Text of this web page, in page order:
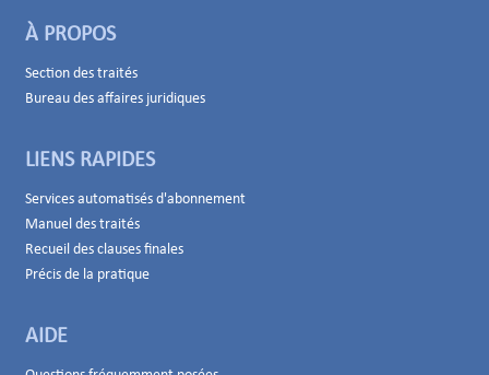
À PROPOS
Section des traités
Bureau des affaires juridiques
LIENS RAPIDES
Services automatisés d'abonnement
Manuel des traités
Recueil des clauses finales
Précis de la pratique
AIDE